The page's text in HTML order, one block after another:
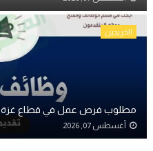
الخريجين
مطلوب فرص عمل في قطاع غزة
أغسطس 07, 2026